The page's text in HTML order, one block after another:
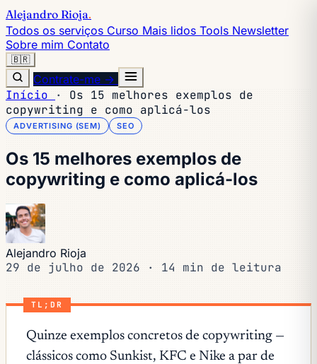
Alejandro Rioja.
Todos os serviços Curso Mais lidos Tools Newsletter
Sobre mim Contato
🇧🇷
Contrate-me →
Início ·
Os 15 melhores exemplos de
copywriting e como aplicá-los
ADVERTISING (SEM) SEO
Os 15 melhores exemplos de
copywriting e como aplicá-los
Alejandro Rioja
29 de julho de 2026 · 14 min de leitura
TL;DR
Quinze exemplos concretos de copywriting —
clássicos como Sunkist, KFC e Nike a par de